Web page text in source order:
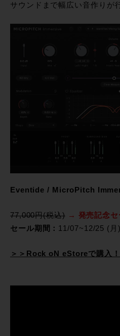
サウンドまで幅広い音作りが
Eventide / MicroPitch
77,000円(税込) → 発売記念セ
セール期間： 11/07~12/25 (月
＞＞Rock oN eStoreで購入！